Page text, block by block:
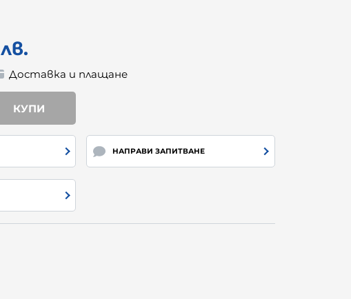
лв.
Доставка и плащане
КУПИ
НАПРАВИ ЗАПИТВАНЕ